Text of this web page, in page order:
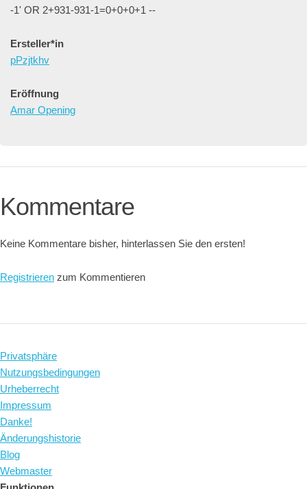
-1' OR 2+931-931-1=0+0+0+1 --
Ersteller*in
pPzjtkhv
Eröffnung
Amar Opening
Kommentare
Keine Kommentare bisher, hinterlassen Sie den ersten!
Registrieren zum Kommentieren
Privatsphäre
Nutzungsbedingungen
Urheberrecht
Impressum
Danke!
Änderungshistorie
Blog
Webmaster